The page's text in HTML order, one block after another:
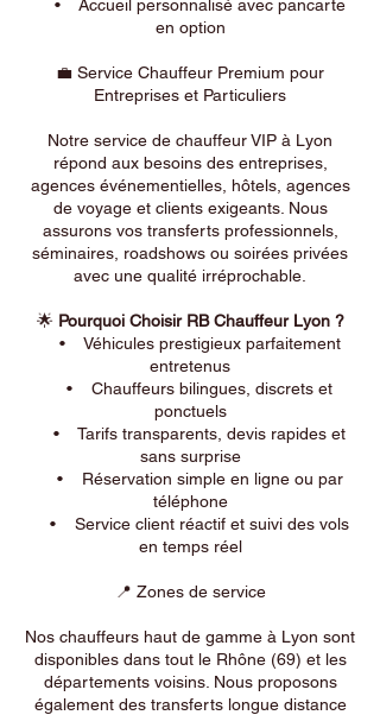
• Accueil personnalisé avec pancarte
en option
💼 Service Chauffeur Premium pour
Entreprises et Particuliers
Notre service de chauffeur VIP à Lyon
répond aux besoins des entreprises,
agences événementielles, hôtels, agences
de voyage et clients exigeants. Nous
assurons vos transferts professionnels,
séminaires, roadshows ou soirées privées
avec une qualité irréprochable.
🌟 Pourquoi Choisir RB Chauffeur Lyon ?
• Véhicules prestigieux parfaitement
entretenus
• Chauffeurs bilingues, discrets et
ponctuels
• Tarifs transparents, devis rapides et
sans surprise
• Réservation simple en ligne ou par
téléphone
• Service client réactif et suivi des vols
en temps réel
📍 Zones de service
Nos chauffeurs haut de gamme à Lyon sont
disponibles dans tout le Rhône (69) et les
départements voisins. Nous proposons
également des transferts longue distance